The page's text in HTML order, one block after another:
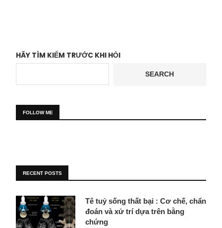
HÃY TÌM KIẾM TRƯỚC KHI HỎI
SEARCH
FOLLOW ME
RECENT POSTS
Tê tuỷ sống thất bại : Cơ chế, chẩn
đoán và xử trí dựa trên bằng
chứng